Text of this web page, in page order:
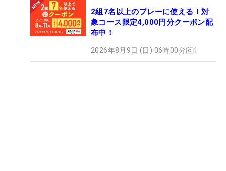
2組7名以上のプレーに使える！対
象コース限定4,000円分クーポン配
布中！
2026年8月9日 (日) 06時00分 1